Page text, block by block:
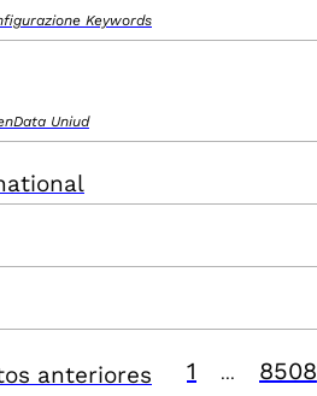
Keywords
Uniud
anteriores 1 8508